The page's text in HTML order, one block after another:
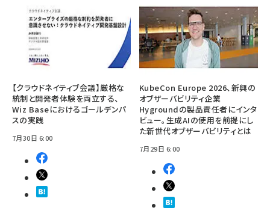
【クラウドネイティブ会議】厳格な
統制と開発者体験を両立する、
Wiz Baseにおけるゴールデンパ
スの実践
7月30日 6:00
KubeCon Europe 2026、新興の
オブザーバビリティ企業
Hygroundの製品責任者にインタ
ビュー。生成AIの使用を前提にし
た新世代オブザーバビリティとは
7月29日 6:00